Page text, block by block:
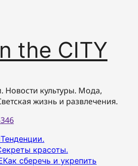
the CITY
Новости культуры. Мода,
жизнь и развлечения.
Тенденции.
красоты.
Как сберечь и укрепить